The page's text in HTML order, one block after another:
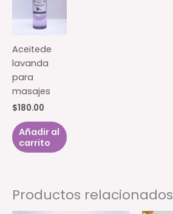
múltiples
variantes.
opciones
se
pueden
elegir
en
página
de
Aceitede
lavanda
para
masajes
$180.00
Añadir al
carrito
Productos relacionados